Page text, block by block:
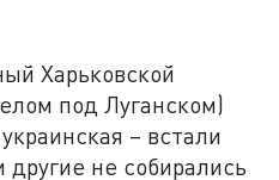
Харьковской
под Луганском)
– встали
не собирались